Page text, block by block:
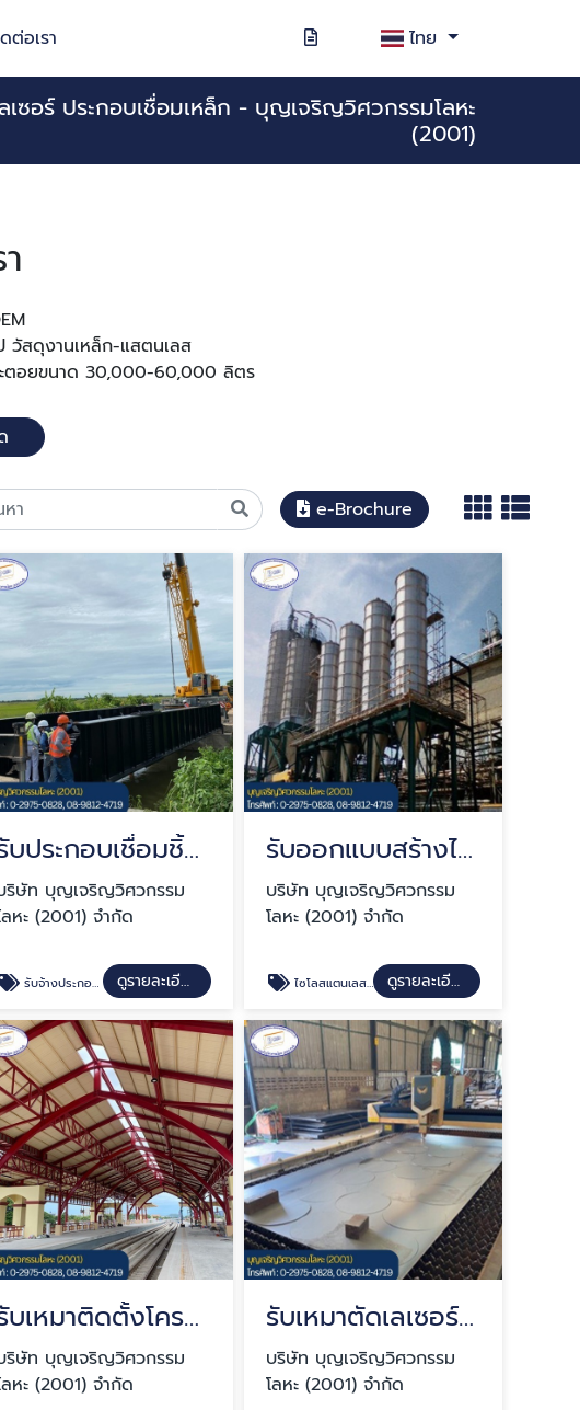
ต่อเรา ไทย
ซอร์ ประกอบเชื่อมเหล็ก - บุญเจริญวิศวกรรมโลหะ
(2001)
วัสดุงานเหล็ก-แสตนเลส
ะตอยขนาด 30,000-60,000 ลิตร
e-Brochure
รับประกอบเชื่อมชิ้นเหล็กและงานสแตนเลส ผลิตงาน OEM
ริษัท บุญเจริญวิศวกรรม
ลหะ (2001) จำกัด
รับจ้างประกอบเชื่อมชิ้นเหล็ก OEM ดูรายละเอียด
รับออกแบบสร้างไซโลสแตนเลส ไซโลเหล็ก
บริษัท บุญเจริญวิศวกรรม
โลหะ (2001) จำกัด
ไซโลสแตนเลส ไซโลเหล็ก ดูรายละเอียด
รับเหมาติดตั้งโครงสร้างหลังคา
ริษัท บุญเจริญวิศวกรรม
ลหะ (2001) จำกัด
รับเหมาตัดเลเซอร์ ปทุมธานี
บริษัท บุญเจริญวิศวกรรม
โลหะ (2001) จำกัด